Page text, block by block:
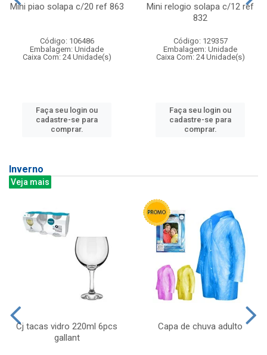
Mini piao solapa c/20 ref 863
Código: 106486
Embalagem: Unidade
Caixa Com: 24 Unidade(s)
Faça seu login ou
cadastre-se para
comprar.
Mini relogio solapa c/12 ref
832
Código: 129357
Embalagem: Unidade
Caixa Com: 24 Unidade(s)
Faça seu login ou
cadastre-se para
comprar.
Inverno
Veja mais
Cj tacas vidro 220ml 6pcs
gallant
Capa de chuva adulto